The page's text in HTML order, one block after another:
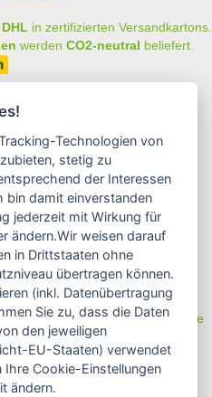
DHL in zertifizierten Versandkartons.
werden CO2-neutral beliefert.
SHOP – Sicher einkaufen":
in unserem Blog oder Folgen Sie
Technologien von
stetig zu
der Interessen
bin damit einverstanden
jederzeit mit Wirkung für
ändern.Wir weisen darauf
in Drittstaaten ohne
übertragen können.
(inkl. Datenübertragung
Sie zu, dass die Daten
den jeweiligen
EU-Staaten) verwendet
Ihre Cookie-Einstellungen
ändern.